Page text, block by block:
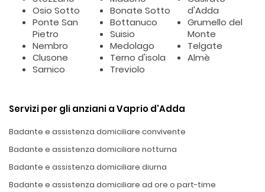
Osio Sotto
Ponte San
Pietro
Nembro
Clusone
Sarnico
Bonate Sotto
Bottanuco
Suisio
Medolago
Terno d'isola
Treviolo
d'Adda
Grumello del
Monte
Telgate
Almè
Servizi per gli anziani a Vaprio d'Adda
Badante e assistenza domiciliare convivente
Badante e assistenza domiciliare notturna
Badante e assistenza domiciliare diurna
Badante e assistenza domiciliare ad ore o part-time